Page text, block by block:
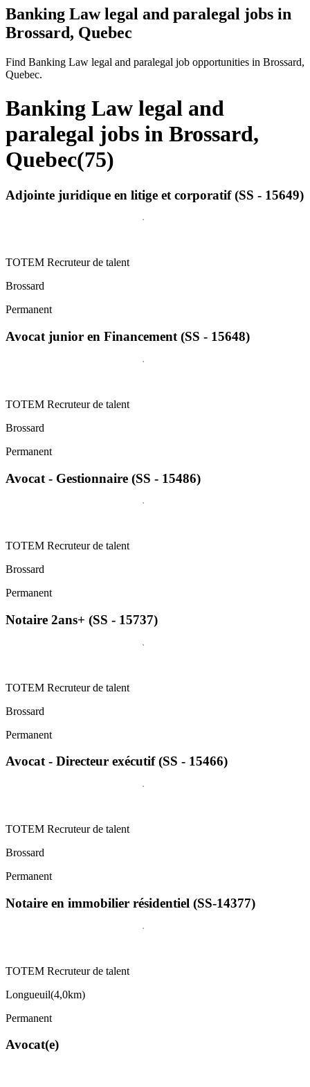
Banking Law legal and paralegal jobs in
Brossard, Quebec
Find Banking Law legal and paralegal job opportunities in Brossard,
Quebec.
Banking Law legal and
paralegal jobs in Brossard,
Quebec(75)
Adjointe juridique en litige et corporatif (SS - 15649)
TOTEM Recruteur de talent
Brossard
Permanent
Avocat junior en Financement (SS - 15648)
TOTEM Recruteur de talent
Brossard
Permanent
Avocat - Gestionnaire (SS - 15486)
TOTEM Recruteur de talent
Brossard
Permanent
Notaire 2ans+ (SS - 15737)
TOTEM Recruteur de talent
Brossard
Permanent
Avocat - Directeur exécutif (SS - 15466)
TOTEM Recruteur de talent
Brossard
Permanent
Notaire en immobilier résidentiel (SS-14377)
TOTEM Recruteur de talent
Longueuil(4,0km)
Permanent
Avocat(e)